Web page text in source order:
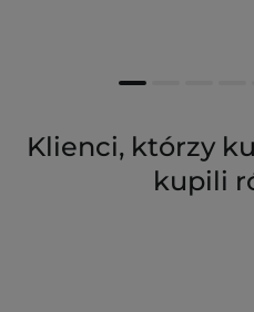
Klienci, którzy
kupili